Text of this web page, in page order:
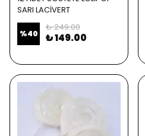
SARI LACİVERT
%40
₺ 249.00
₺ 149.00